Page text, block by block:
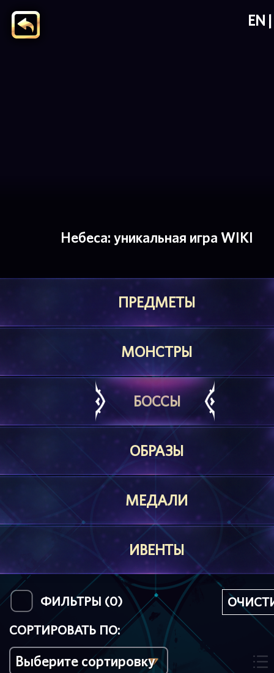
EN
Небеса: уникальная игра WIKI
ПРЕДМЕТЫ
МОНСТРЫ
БОССЫ
ОБРАЗЫ
МЕДАЛИ
ИВЕНТЫ
ФИЛЬТРЫ (0)
СОРТИРОВАТЬ ПО: